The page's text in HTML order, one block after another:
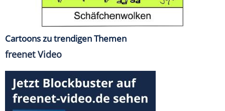
Cartoons zu trendigen Themen
freenet Video